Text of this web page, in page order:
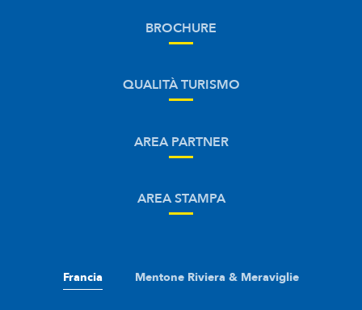
BROCHURE
QUALITÀ TURISMO
AREA PARTNER
AREA STAMPA
Francia Mentone Riviera & Meraviglie